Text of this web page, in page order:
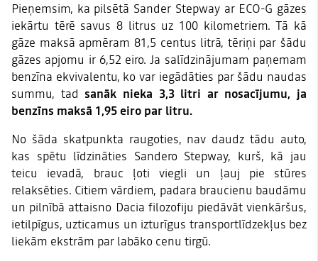
Pieņemsim, ka pilsētā Sander Stepway ar ECO-G gāzes
iekārtu tērē savus 8 litrus uz 100 kilometriem. Tā kā
gāze maksā apmēram 81,5 centus litrā, tēriņi par šādu
gāzes apjomu ir 6,52 eiro. Ja salīdzinājumam paņemam
benzīna ekvivalentu, ko var iegādāties par šādu naudas
summu, tad sanāk nieka 3,3 litri ar nosacījumu, ja
benzīns maksā 1,95 eiro par litru.
No šāda skatpunkta raugoties, nav daudz tādu auto,
kas spētu līdzināties Sandero Stepway, kurš, kā jau
teicu ievadā, brauc ļoti viegli un ļauj pie stūres
relaksēties. Citiem vārdiem, padara braucienu baudāmu
un pilnībā attaisno Dacia filozofiju piedāvāt vienkāršus,
ietilpīgus, uzticamus un izturīgus transportlīdzekļus bez
liekām ekstrām par labāko cenu tirgū.